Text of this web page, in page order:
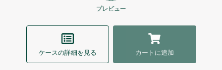
プレビュー
ケースの詳細を見る カートに追加